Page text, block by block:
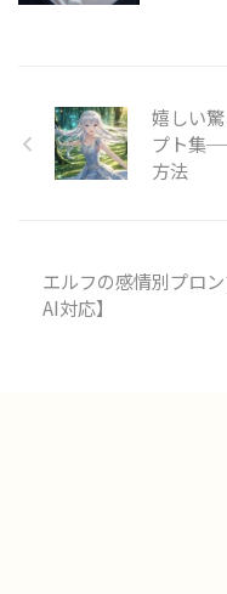
嬉しい
プト集
方法
エルフの感情別プロ
AI対応】